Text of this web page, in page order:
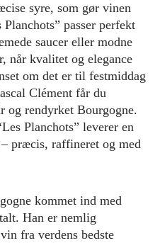
syre, som gør vinen
passer perfekt
saucer eller modne
når kvalitet og elegance
om det er til festmiddag
Clément får du
og rendyrket Bourgogne.
Planchots” leverer en
præcis, raffineret og med
kommet ind med
Han er nemlig
fra verdens bedste